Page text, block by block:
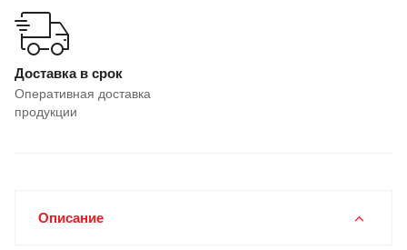
Доставка в срок
Оперативная доставка
продукции
Описание